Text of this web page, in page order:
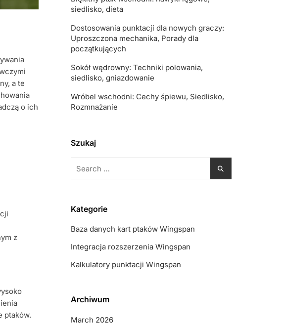
a te
o ich
z
ptaków.
siedlisko, dieta
Dostosowania punktacji dla nowych graczy:
Uproszczona mechanika, Porady dla
początkujących
Sokół wędrowny: Techniki polowania,
siedlisko, gniazdowanie
Wróbel wschodni: Cechy śpiewu, Siedlisko,
Rozmnażanie
Szukaj
for:
Kategorie
Baza danych kart ptaków Wingspan
Integracja rozszerzenia Wingspan
Kalkulatory punktacji Wingspan
Archiwum
March 2026